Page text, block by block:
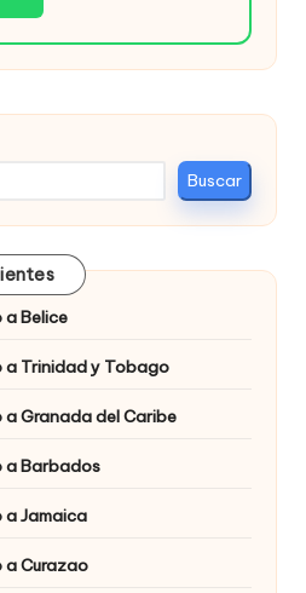
Buscar
Belice
a Trinidad y Tobago
Granada del Caribe
a Barbados
a Jamaica
a Curazao